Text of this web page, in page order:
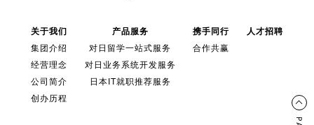
关于我们
集团介绍
经营理念
公司简介
创办历程
产品服务
对日留学一站式服务
对日业务系统开发服务
日本IT就职推荐服务
携手同行
合作共赢
人才招聘